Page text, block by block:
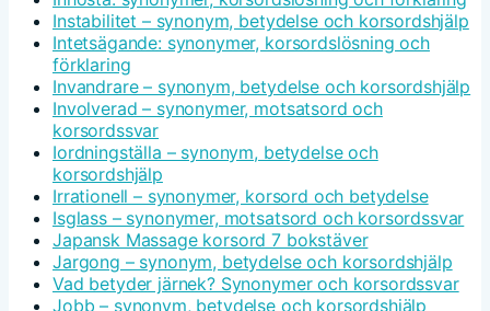
Instabilitet – synonym, betydelse och korsordshjälp
Intetsägande: synonymer, korsordslösning och
förklaring
Invandrare – synonym, betydelse och korsordshjälp
Involverad – synonymer, motsatsord och
korsordssvar
Iordningställa – synonym, betydelse och
korsordshjälp
Irrationell – synonymer, korsord och betydelse
Isglass – synonymer, motsatsord och korsordssvar
Japansk Massage korsord 7 bokstäver
Jargong – synonym, betydelse och korsordshjälp
Vad betyder järnek? Synonymer och korsordssvar
Jobb – synonym, betydelse och korsordshjälp